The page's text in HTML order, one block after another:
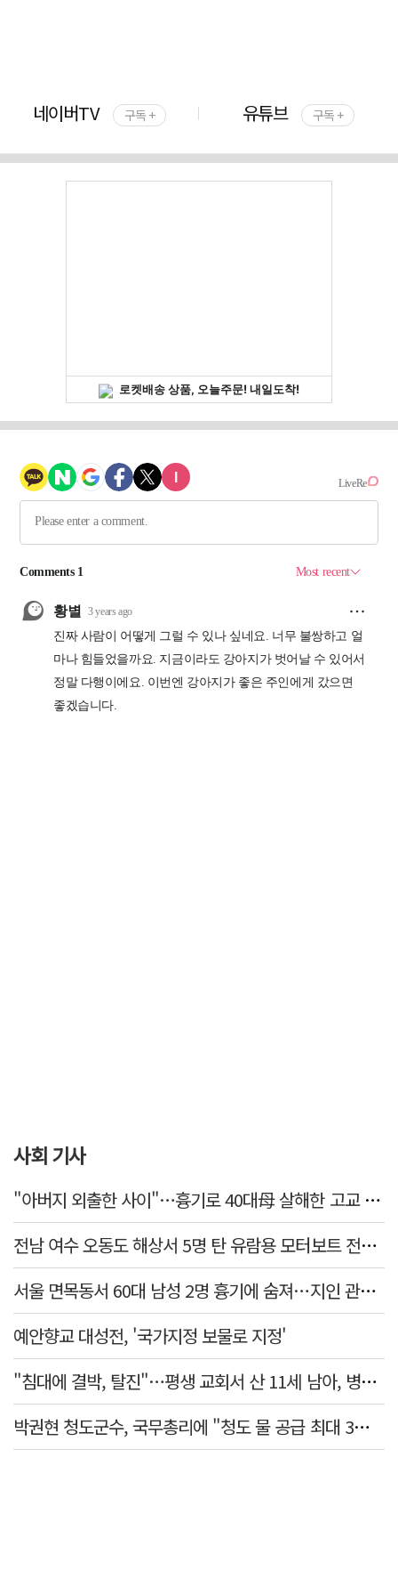
네이버TV 구독 + 유튜브 구독 +
사회 기사
"아버지 외출한 사이"…흉기로 40대母 살해한 고교 자퇴생, 구속 기로에
전남 여수 오동도 해상서 5명 탄 유람용 모터보트 전복…2명 숨져
서울 면목동서 60대 남성 2명 흉기에 숨져…지인 관계로 추정
예안향교 대성전, '국가지정 보물로 지정'
"침대에 결박, 탈진"…평생 교회서 산 11세 남아, 병원 이송 끝 숨져
박권현 청도군수, 국무총리에 "청도 물 공급 최대 3만t 늘려달라"